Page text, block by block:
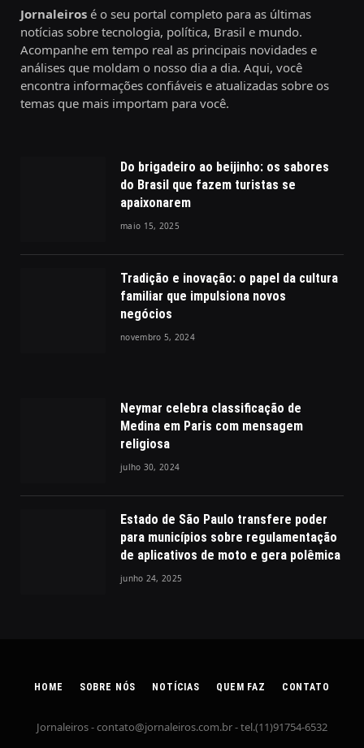
Jornaleiros é o seu portal completo para as últimas
notícias sobre tecnologia, política, Brasil e mundo.
Acompanhe em tempo real as principais novidades e
análises que moldam o nosso dia a dia. Aqui, você
encontra informações confiáveis e atualizadas sobre os
temas que mais importam para você.
Do brigadeiro ao beijinho: os sabores
do Brasil que fazem turistas se
apaixonarem
maio 15, 2025
Tradição e inovação: o papel da cultura
familiar que impulsiona novos
negócios
novembro 5, 2024
Neymar celebra classificação de
Medina em Paris com mensagem
religiosa
julho 30, 2024
Estado de São Paulo transfere poder
para municípios sobre regulamentação
de aplicativos de moto e gera polêmica
junho 24, 2025
HOME SOBRE NÓS NOTÍCIAS QUEM FAZ CONTATO
Jornaleiros -contato@jornaleiros.com.br- tel.(11)91754-6532